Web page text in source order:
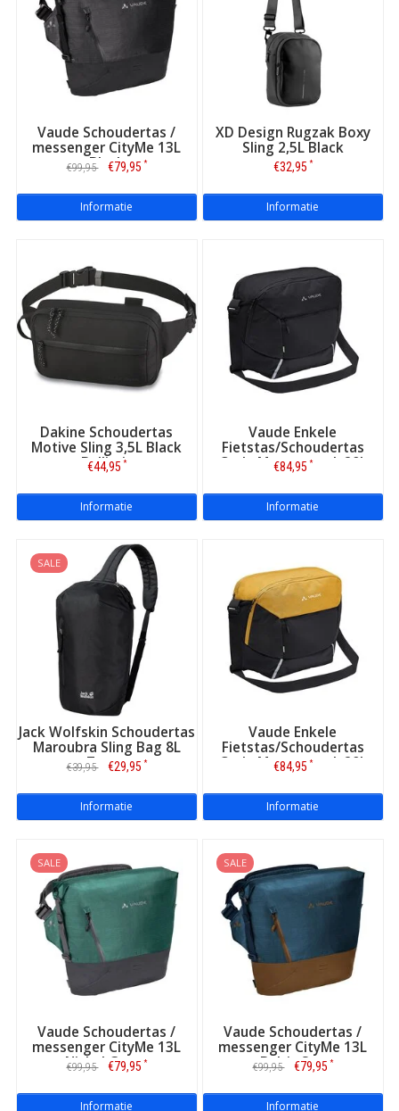
Vaude Schoudertas /
messenger CityMe 13L
Black
€99,95 €79,95 *
Informatie
XD Design Rugzak Boxy
Sling 2,5L Black
€32,95 *
Informatie
Dakine Schoudertas
Motive Sling 3,5L Black
Ballistic
€44,95 *
Informatie
Vaude Enkele
Fietstas/Schoudertas
Cycle Messenger L 20L
Black
€84,95 *
Informatie
SALE
Jack Wolfskin Schoudertas
Maroubra Sling Bag 8L
Zwart
€39,95 €29,95 *
Informatie
Vaude Enkele
Fietstas/Schoudertas
Cycle Messenger L 20L
Burnt Yellow
€84,95 *
Informatie
SALE
Vaude Schoudertas /
messenger CityMe 13L
Nickel Green
€99,95 €79,95 *
Informatie
SALE
Vaude Schoudertas /
messenger CityMe 13L
Baltic Sea
€99,95 €79,95 *
Informatie